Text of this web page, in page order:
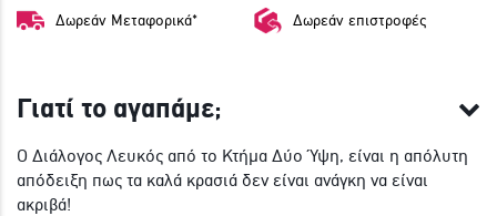
Δωρεάν Μεταφορικά* Δωρεάν επιστροφές
Γιατί το αγαπάμε;
Ο Διάλογος Λευκός από το Κτήμα Δύο Ύψη, είναι η απόλυτη
απόδειξη πως τα καλά κρασιά δεν είναι ανάγκη να είναι
ακριβά!